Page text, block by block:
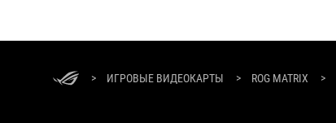
> ИГРОВЫЕ ВИДЕОКАРТЫ > ROG MATRIX >